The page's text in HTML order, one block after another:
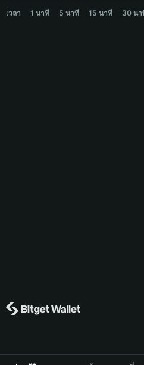
Bahasa Indonesia
BONKGUY Price Chart
เวลา 1 นาที 5 นาที 15 นาที 30 นา